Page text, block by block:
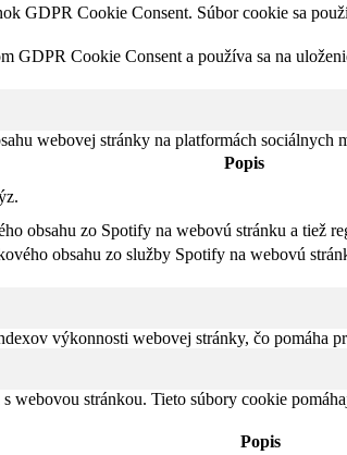
GDPR Cookie Consent. Súbor cookie sa
GDPR Cookie Consent a používa sa na
webovej stránky na platformách sociálnych
Popis
obsahu zo Spotify na webovú stránku a tiež
obsahu zo služby Spotify na webovú
výkonnosti webovej stránky, čo pomáha
webovou stránkou. Tieto súbory cookie
Popis